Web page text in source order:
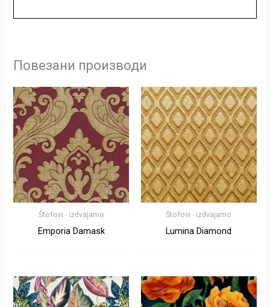
Повезани производи
Štofovi - izdvajamo
Emporia Damask
Štofovi - izdvajamo
Lumina Diamond